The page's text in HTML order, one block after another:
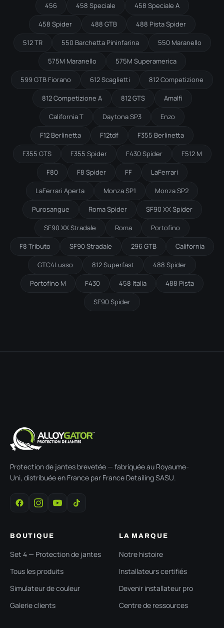
456 458 Speciale 458 Speciale A
458 Spider 488 GTB 488 Pista Spider
512 TR 550 Barchetta Pininfarina 550 Maranello
575M Maranello 575M Superamerica
599 GTB Fiorano 612 Scaglietti 812 Competizione
812 Competizione A 812 GTS Amalfi
California T Daytona SP3 Enzo
F12 Berlinetta F12tdf F355 Berlinetta
F355 GTS F355 Spider F430 Spider F512 M
F80 F8 Spider FF LaFerrari
LaFerrari Aperta Monza SP1 Monza SP2
Purosangue Roma Spider SF90 XX Spider
SF90 XX Stradale Roma Portofino
F8 Tributo SF90 Stradale 296 GTB California
GTC4Lusso 812 Superfast 488 Spider
Portofino M F430 458 Italia 488 Pista
SF90 Spider
Protection de jantes brevetée — fabriquée au Royaume-
Uni, distribuée en France par France Detailing SASU.
BOUTIQUE
Set 4 — Protection de jantes
Tous les produits
Simulateur de couleur
Galerie clients
LA MARQUE
Notre histoire
Installateurs certifiés
Devenir installateur pro
Centre de ressources